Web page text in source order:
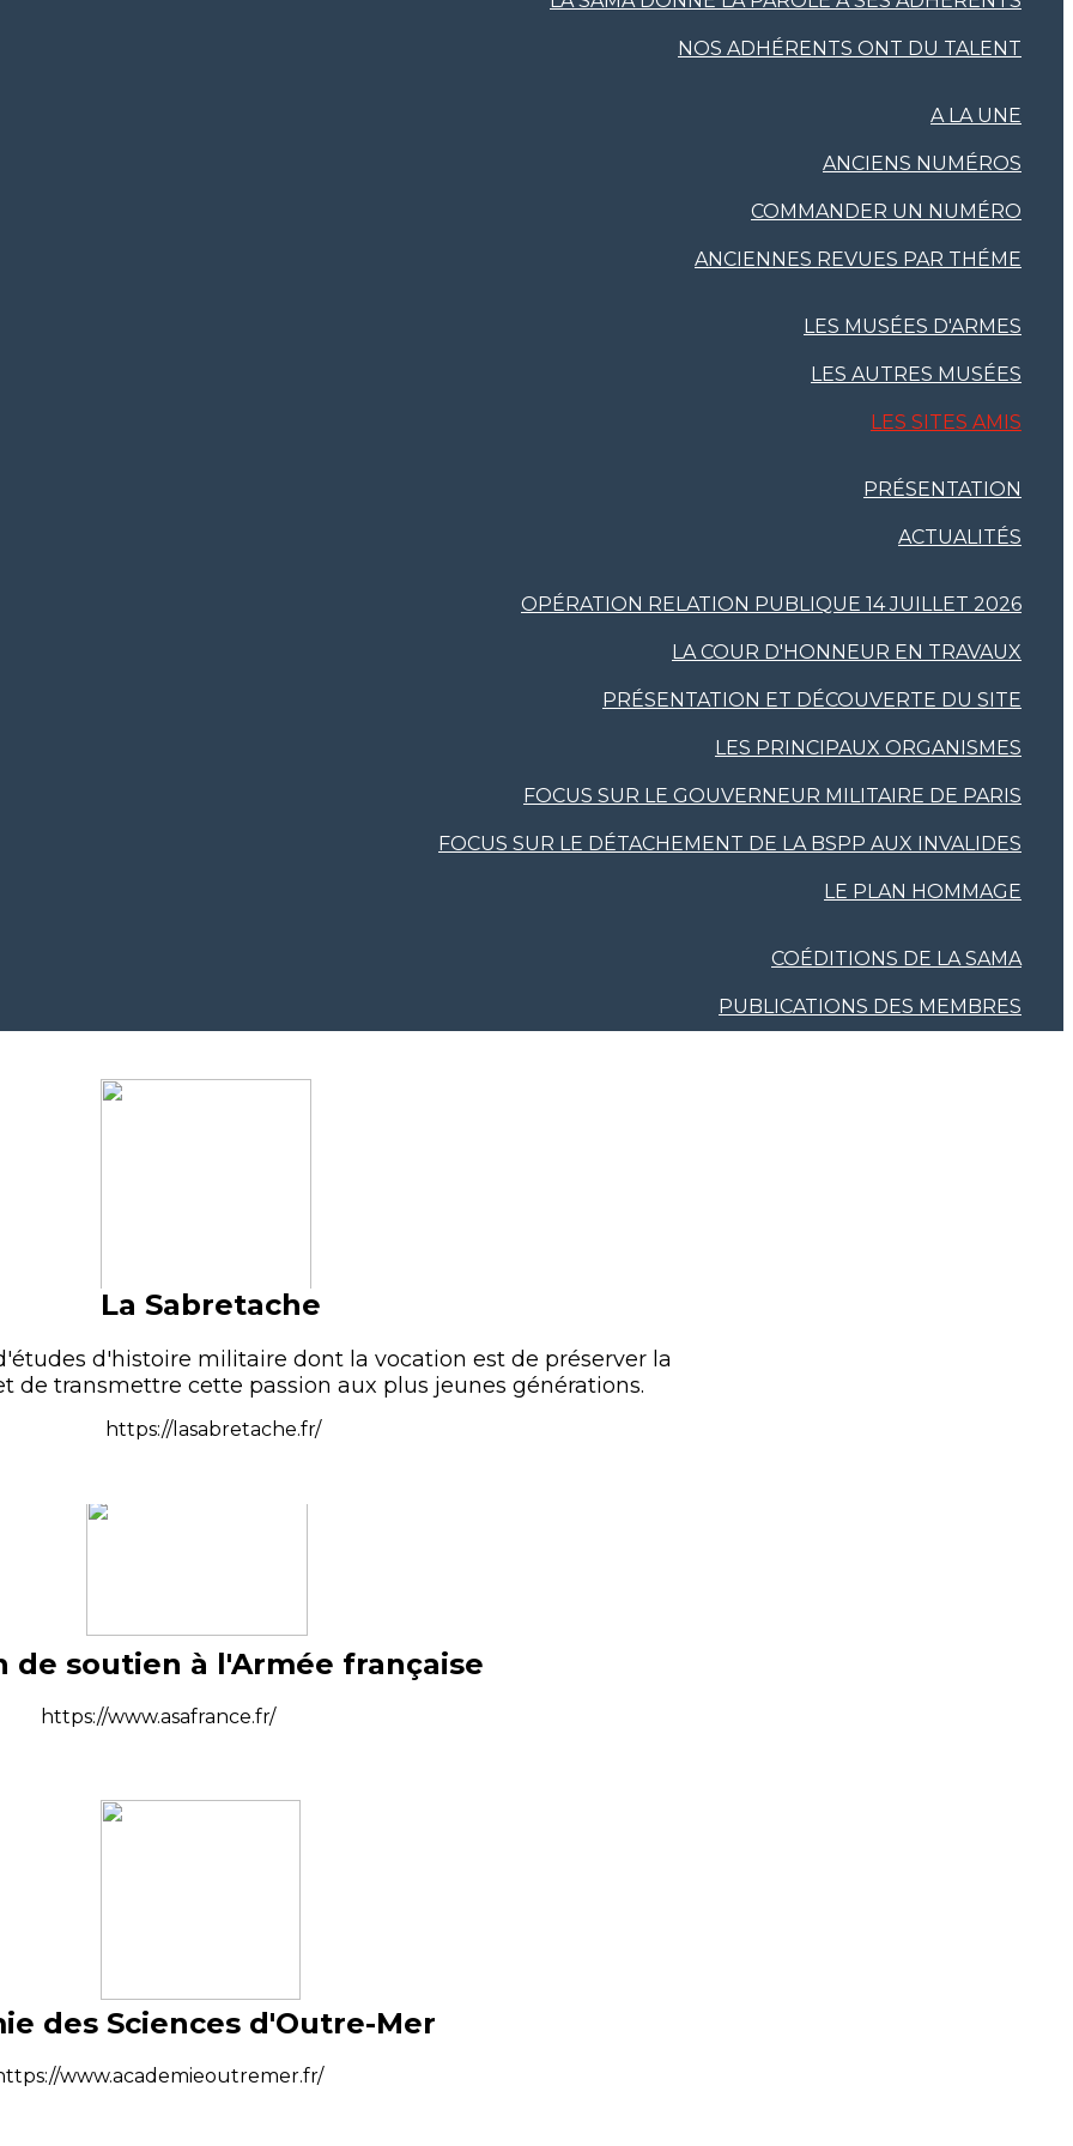
NOS ADHÉRENTS ONT DU TALENT
A LA UNE
ANCIENS NUMÉROS
COMMANDER UN NUMÉRO
ANCIENNES REVUES PAR THÉME
LES MUSÉES D'ARMES
LES AUTRES MUSÉES
LES SITES AMIS
PRÉSENTATION
ACTUALITÉS
OPÉRATION RELATION PUBLIQUE 14 JUILLET 2026
LA COUR D'HONNEUR EN TRAVAUX
PRÉSENTATION ET DÉCOUVERTE DU SITE
LES PRINCIPAUX ORGANISMES
FOCUS SUR LE GOUVERNEUR MILITAIRE DE PARIS
FOCUS SUR LE DÉTACHEMENT DE LA BSPP AUX INVALIDES
LE PLAN HOMMAGE
COÉDITIONS DE LA SAMA
PUBLICATIONS DES MEMBRES
La Sabretache
d'histoire militaire dont la vocation est de préserver la
de transmettre cette passion aux plus jeunes générations.
https://lasabretache.fr/
de soutien à l'Armée française
https://www.asafrance.fr/
des Sciences d'Outre-Mer
www.academieoutremer.fr/